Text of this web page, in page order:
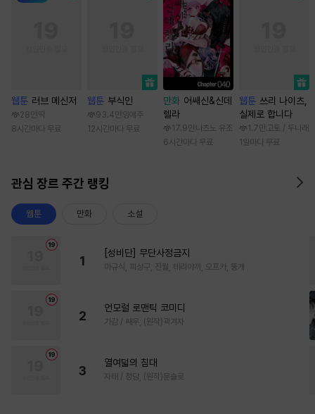
웹툰 러브 메신저
28만 딱
8시간마다 무료
웹툰 부식인
93.4만 임애주
12시간마다 무료
만화 어쌔신&신데
렐라
17.9만 나츠노 유조
6시간마다 무료
웹툰 쓰리 나이츠,
실제로 합니다
1.7만 고토 / 두나래
1일마다 무료
관심 장르 주간 랭킹
웹툰 만화 소설
1
[성비단] 무단사정금지
마규식, 피상구, 진월, 테리야끼, 오프카, 뚱개
2
언모럴 로맨틱 코미디
가감 / 쌔우, (원작)곽겨자
3
열여덟의 침대
자태 / 청담, (원작)문슬로